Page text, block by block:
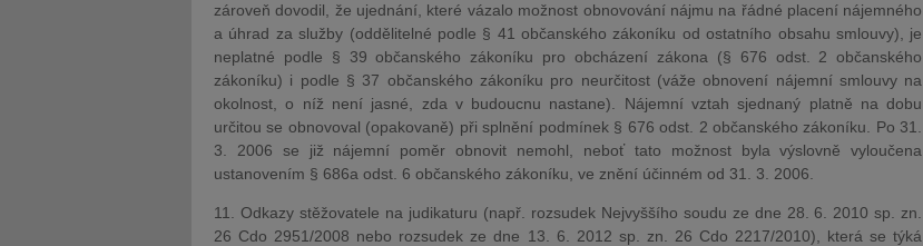
zároveň dovodil, že ujednání, které vázalo možnost obnovování nájmu na řádné placení nájemného
a úhrad za služby (oddělitelné podle § 41 občanského zákoníku od ostatního obsahu smlouvy), je
neplatné podle § 39 občanského zákoníku pro obcházení zákona (§ 676 odst. 2 občanského
zákoníku) i podle § 37 občanského zákoníku pro neurčitost (váže obnovení nájemní smlouvy na
okolnost, o níž není jasné, zda v budoucnu nastane). Nájemní vztah sjednaný platně na dobu
určitou se obnovoval (opakovaně) při splnění podmínek § 676 odst. 2 občanského zákoníku. Po 31.
3. 2006 se již nájemní poměr obnovit nemohl, neboť tato možnost byla výslovně vyloučena
ustanovením § 686a odst. 6 občanského zákoníku, ve znění účinném od 31. 3. 2006.
11. Odkazy stěžovatele na judikaturu (např. rozsudek Nejvyššího soudu ze dne 28. 6. 2010 sp. zn.
26 Cdo 2951/2008 nebo rozsudek ze dne 13. 6. 2012 sp. zn. 26 Cdo 2217/2010), která se týká